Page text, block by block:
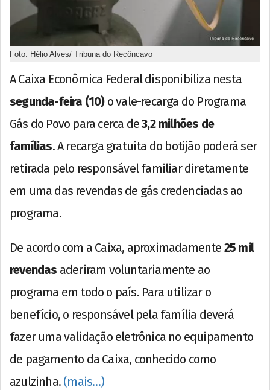
Foto: Hélio Alves/ Tribuna do Recôncavo
A Caixa Econômica Federal disponibiliza nesta
segunda-feira (10)o vale-recarga do Programa
Gás do Povo para cerca de3,2 milhões de
famílias. A recarga gratuita do botijão poderá ser
retirada pelo responsável familiar diretamente
em uma das revendas de gás credenciadas ao
programa.
De acordo com a Caixa, aproximadamente 25 mil
revendas aderiram voluntariamente ao
programa em todo o país. Para utilizar o
benefício, o responsável pela família deverá
fazer uma validação eletrônica no equipamento
de pagamento da Caixa, conhecido como
azulzinha. (mais…)